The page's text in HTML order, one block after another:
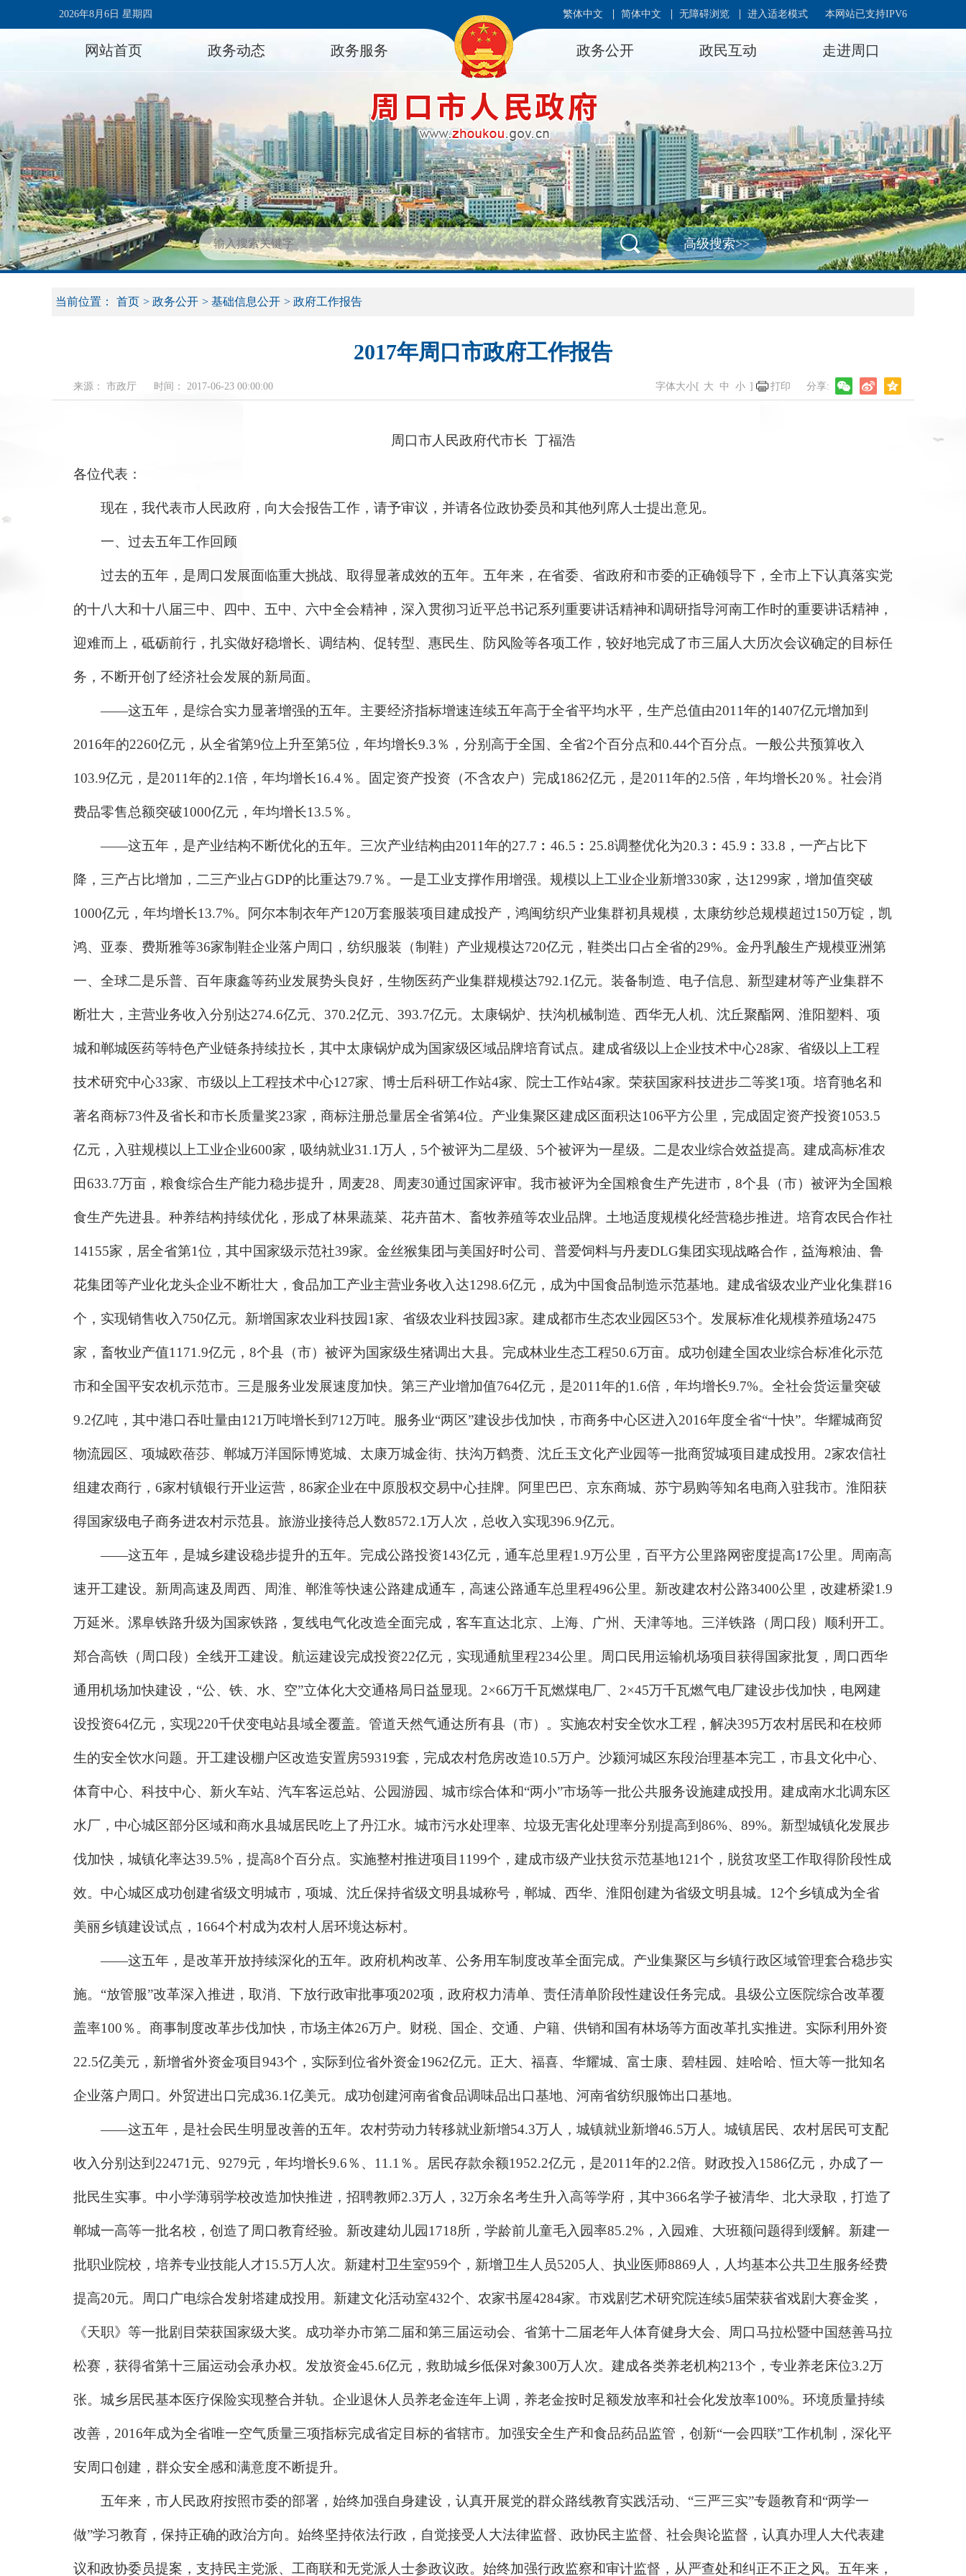
2026年8月6日 星期四 繁体中文 简体中文 无障碍浏览 进入适老模式 本网站已支持IPV6
网站首页 政务动态 政务服务 政务公开 政民互动 走进周口
当前位置： 首页 > 政务公开 > 基础信息公开 > 政府工作报告
2017年周口市政府工作报告
来源： 市政厅 时间： 2017-06-23 00:00:00 字体大小[ 大 中 小 ] 打印
周口市人民政府代市长 丁福浩
各位代表：
现在，我代表市人民政府，向大会报告工作，请予审议，并请各位政协委员和其他列席人士提出意见。
一、过去五年工作回顾
过去的五年，是周口发展面临重大挑战、取得显著成效的五年。五年来，在省委、省政府和市委的正确领导下，全市上下认真落实党
的十八大和十八届三中、四中、五中、六中全会精神，深入贯彻习近平总书记系列重要讲话精神和调研指导河南工作时的重要讲话精神，
迎难而上，砥砺前行，扎实做好稳增长、调结构、促转型、惠民生、防风险等各项工作，较好地完成了市三届人大历次会议确定的目标任
务，不断开创了经济社会发展的新局面。
——这五年，是综合实力显著增强的五年。主要经济指标增速连续五年高于全省平均水平，生产总值由2011年的1407亿元增加到
2016年的2260亿元，从全省第9位上升至第5位，年均增长9.3％，分别高于全国、全省2个百分点和0.44个百分点。一般公共预算收入
103.9亿元，是2011年的2.1倍，年均增长16.4％。固定资产投资（不含农户）完成1862亿元，是2011年的2.5倍，年均增长20％。社会消
费品零售总额突破1000亿元，年均增长13.5％。
——这五年，是产业结构不断优化的五年。三次产业结构由2011年的27.7︰46.5︰25.8调整优化为20.3︰45.9︰33.8，一产占比下
降，三产占比增加，二三产业占GDP的比重达79.7％。一是工业支撑作用增强。规模以上工业企业新增330家，达1299家，增加值突破
1000亿元，年均增长13.7%。阿尔本制衣年产120万套服装项目建成投产，鸿闽纺织产业集群初具规模，太康纺纱总规模超过150万锭，凯
鸿、亚泰、费斯雅等36家制鞋企业落户周口，纺织服装（制鞋）产业规模达720亿元，鞋类出口占全省的29%。金丹乳酸生产规模亚洲第
一、全球二是乐普、百年康鑫等药业发展势头良好，生物医药产业集群规模达792.1亿元。装备制造、电子信息、新型建材等产业集群不
断壮大，主营业务收入分别达274.6亿元、370.2亿元、393.7亿元。太康锅炉、扶沟机械制造、西华无人机、沈丘聚酯网、淮阳塑料、项
城和郸城医药等特色产业链条持续拉长，其中太康锅炉成为国家级区域品牌培育试点。建成省级以上企业技术中心28家、省级以上工程
技术研究中心33家、市级以上工程技术中心127家、博士后科研工作站4家、院士工作站4家。荣获国家科技进步二等奖1项。培育驰名和
著名商标73件及省长和市长质量奖23家，商标注册总量居全省第4位。产业集聚区建成区面积达106平方公里，完成固定资产投资1053.5
亿元，入驻规模以上工业企业600家，吸纳就业31.1万人，5个被评为二星级、5个被评为一星级。二是农业综合效益提高。建成高标准农
田633.7万亩，粮食综合生产能力稳步提升，周麦28、周麦30通过国家评审。我市被评为全国粮食生产先进市，8个县（市）被评为全国粮
食生产先进县。种养结构持续优化，形成了林果蔬菜、花卉苗木、畜牧养殖等农业品牌。土地适度规模化经营稳步推进。培育农民合作社
14155家，居全省第1位，其中国家级示范社39家。金丝猴集团与美国好时公司、普爱饲料与丹麦DLG集团实现战略合作，益海粮油、鲁
花集团等产业化龙头企业不断壮大，食品加工产业主营业务收入达1298.6亿元，成为中国食品制造示范基地。建成省级农业产业化集群16
个，实现销售收入750亿元。新增国家农业科技园1家、省级农业科技园3家。建成都市生态农业园区53个。发展标准化规模养殖场2475
家，畜牧业产值1171.9亿元，8个县（市）被评为国家级生猪调出大县。完成林业生态工程50.6万亩。成功创建全国农业综合标准化示范
市和全国平安农机示范市。三是服务业发展速度加快。第三产业增加值764亿元，是2011年的1.6倍，年均增长9.7%。全社会货运量突破
9.2亿吨，其中港口吞吐量由121万吨增长到712万吨。服务业“两区”建设步伐加快，市商务中心区进入2016年度全省“十快”。华耀城商贸
物流园区、项城欧蓓莎、郸城万洋国际博览城、太康万城金街、扶沟万鹤赉、沈丘玉文化产业园等一批商贸城项目建成投用。2家农信社
组建农商行，6家村镇银行开业运营，86家企业在中原股权交易中心挂牌。阿里巴巴、京东商城、苏宁易购等知名电商入驻我市。淮阳获
得国家级电子商务进农村示范县。旅游业接待总人数8572.1万人次，总收入实现396.9亿元。
——这五年，是城乡建设稳步提升的五年。完成公路投资143亿元，通车总里程1.9万公里，百平方公里路网密度提高17公里。周南高
速开工建设。新周高速及周西、周淮、郸淮等快速公路建成通车，高速公路通车总里程496公里。新改建农村公路3400公里，改建桥梁1.9
万延米。漯阜铁路升级为国家铁路，复线电气化改造全面完成，客车直达北京、上海、广州、天津等地。三洋铁路（周口段）顺利开工。
郑合高铁（周口段）全线开工建设。航运建设完成投资22亿元，实现通航里程234公里。周口民用运输机场项目获得国家批复，周口西华
通用机场加快建设，“公、铁、水、空”立体化大交通格局日益显现。2×66万千瓦燃煤电厂、2×45万千瓦燃气电厂建设步伐加快，电网建
设投资64亿元，实现220千伏变电站县域全覆盖。管道天然气通达所有县（市）。实施农村安全饮水工程，解决395万农村居民和在校师
生的安全饮水问题。开工建设棚户区改造安置房59319套，完成农村危房改造10.5万户。沙颍河城区东段治理基本完工，市县文化中心、
体育中心、科技中心、新火车站、汽车客运总站、公园游园、城市综合体和“两小”市场等一批公共服务设施建成投用。建成南水北调东区
水厂，中心城区部分区域和商水县城居民吃上了丹江水。城市污水处理率、垃圾无害化处理率分别提高到86%、89%。新型城镇化发展步
伐加快，城镇化率达39.5%，提高8个百分点。实施整村推进项目1199个，建成市级产业扶贫示范基地121个，脱贫攻坚工作取得阶段性成
效。中心城区成功创建省级文明城市，项城、沈丘保持省级文明县城称号，郸城、西华、淮阳创建为省级文明县城。12个乡镇成为全省
美丽乡镇建设试点，1664个村成为农村人居环境达标村。
——这五年，是改革开放持续深化的五年。政府机构改革、公务用车制度改革全面完成。产业集聚区与乡镇行政区域管理套合稳步实
施。“放管服”改革深入推进，取消、下放行政审批事项202项，政府权力清单、责任清单阶段性建设任务完成。县级公立医院综合改革覆
盖率100％。商事制度改革步伐加快，市场主体26万户。财税、国企、交通、户籍、供销和国有林场等方面改革扎实推进。实际利用外资
22.5亿美元，新增省外资金项目943个，实际到位省外资金1962亿元。正大、福喜、华耀城、富士康、碧桂园、娃哈哈、恒大等一批知名
企业落户周口。外贸进出口完成36.1亿美元。成功创建河南省食品调味品出口基地、河南省纺织服饰出口基地。
——这五年，是社会民生明显改善的五年。农村劳动力转移就业新增54.3万人，城镇就业新增46.5万人。城镇居民、农村居民可支配
收入分别达到22471元、9279元，年均增长9.6％、11.1％。居民存款余额1952.2亿元，是2011年的2.2倍。财政投入1586亿元，办成了一
批民生实事。中小学薄弱学校改造加快推进，招聘教师2.3万人，32万余名考生升入高等学府，其中366名学子被清华、北大录取，打造了
郸城一高等一批名校，创造了周口教育经验。新改建幼儿园1718所，学龄前儿童毛入园率85.2%，入园难、大班额问题得到缓解。新建一
批职业院校，培养专业技能人才15.5万人次。新建村卫生室959个，新增卫生人员5205人、执业医师8869人，人均基本公共卫生服务经费
提高20元。周口广电综合发射塔建成投用。新建文化活动室432个、农家书屋4284家。市戏剧艺术研究院连续5届荣获省戏剧大赛金奖，
《天职》等一批剧目荣获国家级大奖。成功举办市第二届和第三届运动会、省第十二届老年人体育健身大会、周口马拉松暨中国慈善马拉
松赛，获得省第十三届运动会承办权。发放资金45.6亿元，救助城乡低保对象300万人次。建成各类养老机构213个，专业养老床位3.2万
张。城乡居民基本医疗保险实现整合并轨。企业退休人员养老金连年上调，养老金按时足额发放率和社会化发放率100%。环境质量持续
改善，2016年成为全省唯一空气质量三项指标完成省定目标的省辖市。加强安全生产和食品药品监管，创新“一会四联”工作机制，深化平
安周口创建，群众安全感和满意度不断提升。
五年来，市人民政府按照市委的部署，始终加强自身建设，认真开展党的群众路线教育实践活动、 “三严三实”专题教育和“两学一
做”学习教育，保持正确的政治方向。始终坚持依法行政，自觉接受人大法律监督、政协民主监督、社会舆论监督，认真办理人大代表建
议和政协委员提案，支持民主党派、工商联和无党派人士参政议政。始终加强行政监察和审计监督，从严查处和纠正不正之风。五年来，